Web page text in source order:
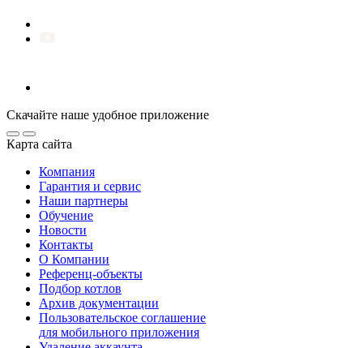
Скачайте наше удобное приложение
Карта сайта
Компания
Гарантия и сервис
Наши партнеры
Обучение
Новости
Контакты
О Компании
Референц-объекты
Подбор котлов
Архив документации
Пользовательское соглашение
для мобильного приложения